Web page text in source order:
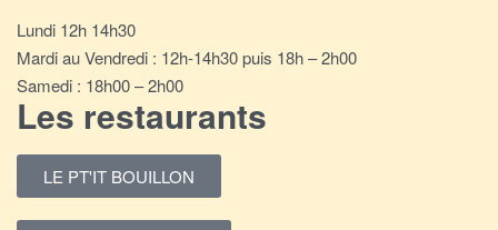
Lundi 12h 14h30
Mardi au Vendredi : 12h-14h30 puis 18h – 2h00
Samedi : 18h00 – 2h00
Les restaurants
LE PT'IT BOUILLON